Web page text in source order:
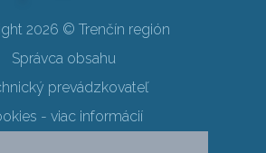
2026 © Trenčín región
Správca obsahu
prevádzkovateľ
- viac informácií